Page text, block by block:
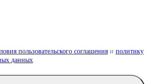
пользовательского соглашения и политику
данных